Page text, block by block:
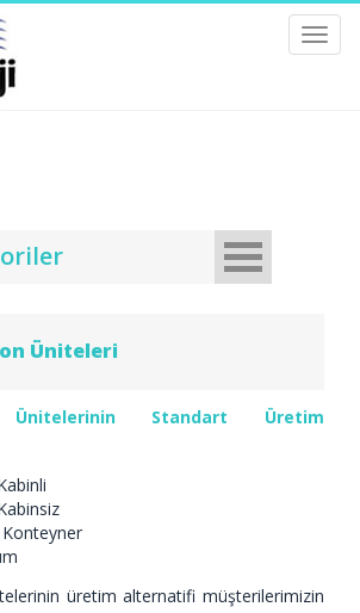
Üniteleri
Ünitelerinin Standart Üretim
üretim alternatifi müşterilerimizin